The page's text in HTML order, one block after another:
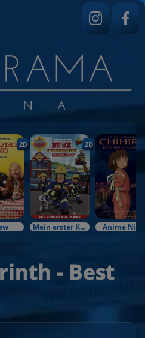
2D 2D
Mein erster Kinobesuch Anime
- Best